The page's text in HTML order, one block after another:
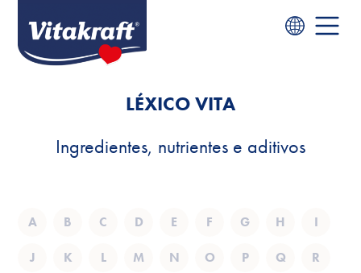
LÉXICO VITA
Ingredientes, nutrientes e aditivos
A B C D E F G H I
J K L M N O P Q R